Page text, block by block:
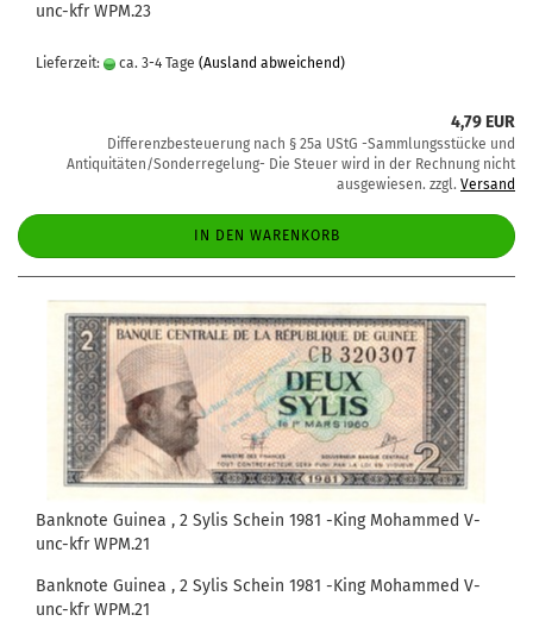
unc-kfr WPM.23
Lieferzeit: ca. 3-4 Tage (Ausland abweichend)
4,79 EUR
Differenzbesteuerung nach § 25a UStG -Sammlungsstücke und
Antiquitäten/Sonderregelung- Die Steuer wird in der Rechnung nicht
ausgewiesen. zzgl. Versand
IN DEN WARENKORB
Banknote Guinea , 2 Sylis Schein 1981 -King Mohammed V-
unc-kfr WPM.21
Banknote Guinea , 2 Sylis Schein 1981 -King Mohammed V-
unc-kfr WPM.21